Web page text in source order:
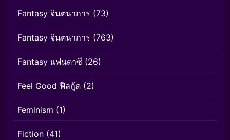
Fantasy จินตนาการ (73)
Fantasy จินตนาการ (763)
Fantasy แฟนตาซี (26)
Feel Good ฟีลกู้ด (2)
Feminism (1)
Fiction (41)